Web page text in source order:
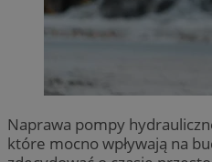
Naprawa pompy
które mocno wpływają na